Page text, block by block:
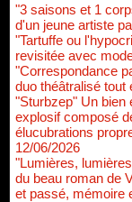
"3 saisons et 1
d'un jeune artiste
"Tartuffe ou
revisitée avec
"Correspondance
duo théâtralisé tout
"Sturbzep" Un
explosif composé
élucubrations
12/06/2026
"Lumières,
du beau roman de
et passé, mémoire